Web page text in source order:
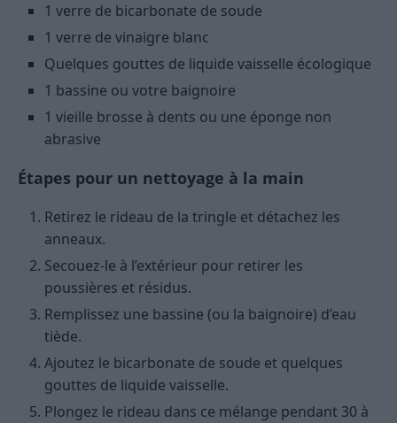
1 verre de bicarbonate de soude
1 verre de vinaigre blanc
Quelques gouttes de liquide vaisselle écologique
1 bassine ou votre baignoire
1 vieille brosse à dents ou une éponge non
abrasive
Étapes pour un nettoyage à la main
Retirez le rideau de la tringle et détachez les
anneaux.
Secouez-le à l’extérieur pour retirer les
poussières et résidus.
Remplissez une bassine (ou la baignoire) d’eau
tiède.
Ajoutez le bicarbonate de soude et quelques
gouttes de liquide vaisselle.
Plongez le rideau dans ce mélange pendant 30 à